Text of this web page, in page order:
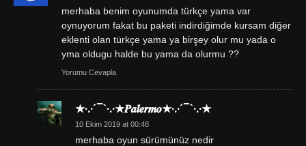
merhaba benim oyunumda türkçe yama var
oynuyorum fakat bu paketi indirdiğimde kursam diğer
eklenti olan türkçe yama ya birşey olur mu yada o
yma oldugu halde bu yama da olurmu ??
Yorumu Cevapla
★·.·´¯`·.·★𝑷𝒂𝒍𝒆𝒓𝒎𝒐★·.·´¯`·.·★
10 Ekim 2019 at 00:48
merhaba oyun sürümünüz nedir